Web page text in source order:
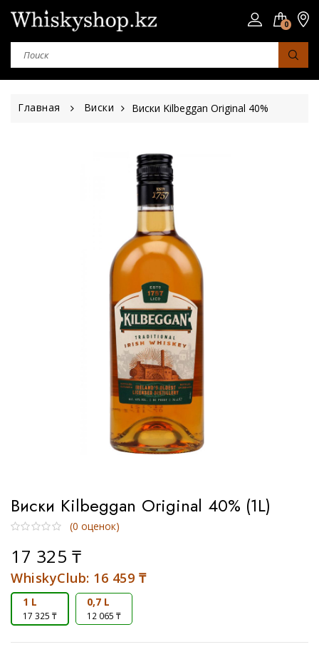
0
Главная Виски Виски Kilbeggan Original 40%
Виски Kilbeggan Original 40% (1L)
(0 оценок)
17 325 ₸
WhiskyClub: 16 459 ₸
1 L
17 325 ₸
0,7 L
12 065 ₸
Односолодовый
Купажированный солод
Солодовый
Бренд